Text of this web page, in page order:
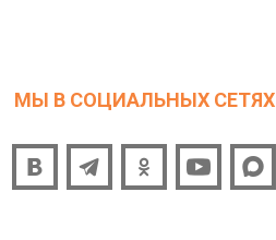
МЫ В СОЦИАЛЬНЫХ СЕТЯХ